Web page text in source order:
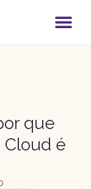
que
Cloud é